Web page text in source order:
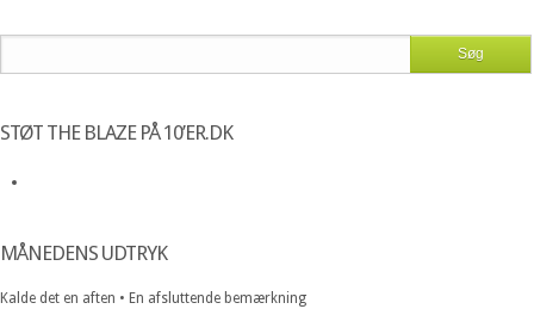
STØT THE BLAZE PÅ 10’ER.DK
MÅNEDENS UDTRYK
Kalde det en aften • En afsluttende bemærkning